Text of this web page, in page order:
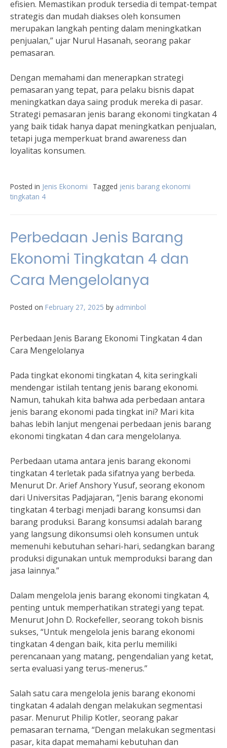
efisien. Memastikan produk tersedia di tempat-tempat
strategis dan mudah diakses oleh konsumen
merupakan langkah penting dalam meningkatkan
penjualan,” ujar Nurul Hasanah, seorang pakar
pemasaran.
Dengan memahami dan menerapkan strategi
pemasaran yang tepat, para pelaku bisnis dapat
meningkatkan daya saing produk mereka di pasar.
Strategi pemasaran jenis barang ekonomi tingkatan 4
yang baik tidak hanya dapat meningkatkan penjualan,
tetapi juga memperkuat brand awareness dan
loyalitas konsumen.
Posted in Jenis Ekonomi Tagged jenis barang ekonomi
tingkatan 4
Perbedaan Jenis Barang
Ekonomi Tingkatan 4 dan
Cara Mengelolanya
Posted on February 27, 2025 by adminbol
Perbedaan Jenis Barang Ekonomi Tingkatan 4 dan
Cara Mengelolanya
Pada tingkat ekonomi tingkatan 4, kita seringkali
mendengar istilah tentang jenis barang ekonomi.
Namun, tahukah kita bahwa ada perbedaan antara
jenis barang ekonomi pada tingkat ini? Mari kita
bahas lebih lanjut mengenai perbedaan jenis barang
ekonomi tingkatan 4 dan cara mengelolanya.
Perbedaan utama antara jenis barang ekonomi
tingkatan 4 terletak pada sifatnya yang berbeda.
Menurut Dr. Arief Anshory Yusuf, seorang ekonom
dari Universitas Padjajaran, “Jenis barang ekonomi
tingkatan 4 terbagi menjadi barang konsumsi dan
barang produksi. Barang konsumsi adalah barang
yang langsung dikonsumsi oleh konsumen untuk
memenuhi kebutuhan sehari-hari, sedangkan barang
produksi digunakan untuk memproduksi barang dan
jasa lainnya.”
Dalam mengelola jenis barang ekonomi tingkatan 4,
penting untuk memperhatikan strategi yang tepat.
Menurut John D. Rockefeller, seorang tokoh bisnis
sukses, “Untuk mengelola jenis barang ekonomi
tingkatan 4 dengan baik, kita perlu memiliki
perencanaan yang matang, pengendalian yang ketat,
serta evaluasi yang terus-menerus.”
Salah satu cara mengelola jenis barang ekonomi
tingkatan 4 adalah dengan melakukan segmentasi
pasar. Menurut Philip Kotler, seorang pakar
pemasaran ternama, “Dengan melakukan segmentasi
pasar, kita dapat memahami kebutuhan dan